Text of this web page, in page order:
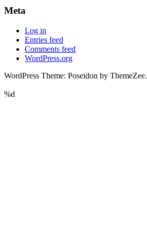
Meta
Log in
Entries feed
Comments feed
WordPress.org
WordPress Theme: Poseidon by ThemeZee.
%d